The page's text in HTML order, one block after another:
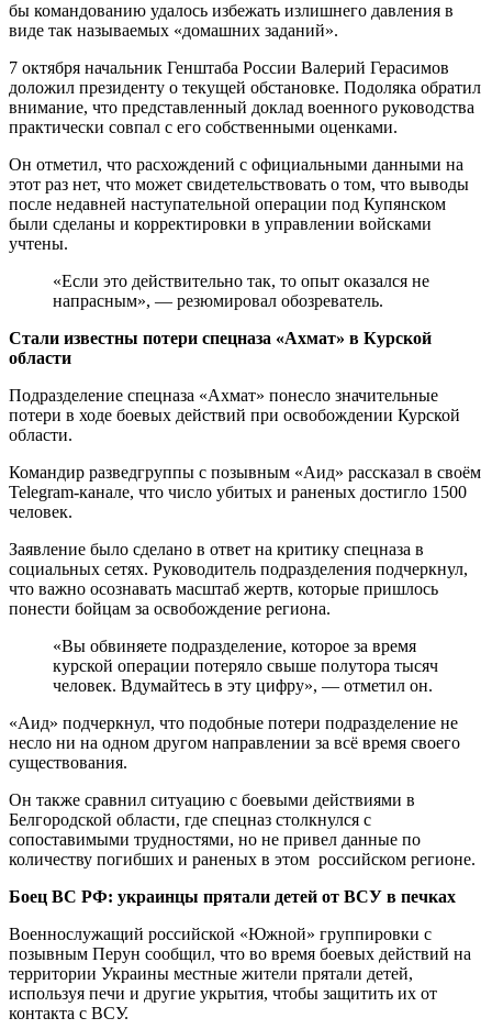
бы командованию удалось избежать излишнего давления в
виде так называемых «домашних заданий».
7 октября начальник Генштаба России Валерий Герасимов
доложил президенту о текущей обстановке. Подоляка обратил
внимание, что представленный доклад военного руководства
практически совпал с его собственными оценками.
Он отметил, что расхождений с официальными данными на
этот раз нет, что может свидетельствовать о том, что выводы
после недавней наступательной операции под Купянском
были сделаны и корректировки в управлении войсками
учтены.
«Если это действительно так, то опыт оказался не
напрасным», — резюмировал обозреватель.
Стали известны потери спецназа «Ахмат» в Курской
области
Подразделение спецназа «Ахмат» понесло значительные
потери в ходе боевых действий при освобождении Курской
области.
Командир разведгруппы с позывным «Аид» рассказал в своём
Telegram-канале, что число убитых и раненых достигло 1500
человек.
Заявление было сделано в ответ на критику спецназа в
социальных сетях. Руководитель подразделения подчеркнул,
что важно осознавать масштаб жертв, которые пришлось
понести бойцам за освобождение региона.
«Вы обвиняете подразделение, которое за время
курской операции потеряло свыше полутора тысяч
человек. Вдумайтесь в эту цифру», — отметил он.
«Аид» подчеркнул, что подобные потери подразделение не
несло ни на одном другом направлении за всё время своего
существования.
Он также сравнил ситуацию с боевыми действиями в
Белгородской области, где спецназ столкнулся с
сопоставимыми трудностями, но не привел данные по
количеству погибших и раненых в этом российском регионе.
Боец ВС РФ: украинцы прятали детей от ВСУ в печках
Военнослужащий российской «Южной» группировки с
позывным Перун сообщил, что во время боевых действий на
территории Украины местные жители прятали детей,
используя печи и другие укрытия, чтобы защитить их от
контакта с ВСУ.